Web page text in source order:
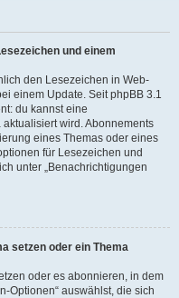
und einem
den Lesezeichen in Web-
einem Update. Seit phpBB 3.1
du kannst eine
wird. Abonnements
eines Themas oder eines
für Lesezeichen und
unter „Benachrichtigungen
setzen oder ein Thema
oder es abonnieren, in dem
Optionen“ auswählst, die sich